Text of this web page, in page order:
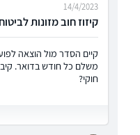
קיזוז חוב מזונות
14/4/2023
קיים הסדר מול הוצאה
משלם כל חודש בדואר.
חוקי?